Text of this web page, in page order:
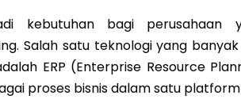
kebutuhan bagi perusahaan
Salah satu teknologi yang
ERP (Enterprise Resource
proses bisnis dalam satu